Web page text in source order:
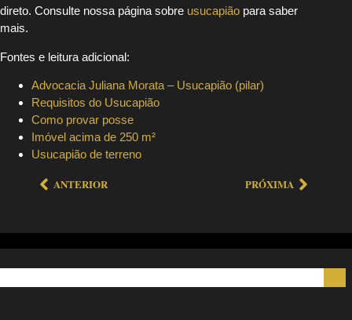
direto. Consulte nossa página sobre usucapião para saber
mais.
Fontes e leitura adicional:
Advocacia Juliana Morata – Usucapião (pilar)
Requisitos do Usucapião
Como provar posse
Imóvel acima de 250 m²
Usucapião de terreno
ANTERIOR PRÓXIMA